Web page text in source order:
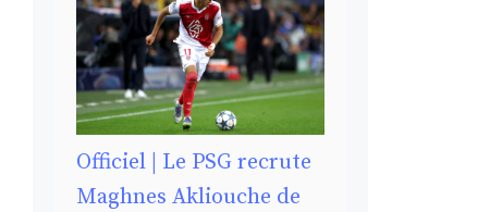
Officiel | Le PSG recrute
Maghnes Akliouche de